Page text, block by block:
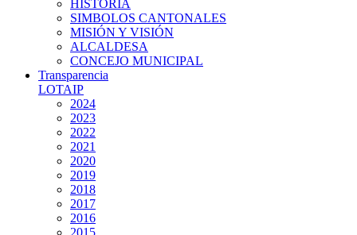
HISTORIA
SIMBOLOS CANTONALES
MISIÓN Y VISIÓN
ALCALDESA
CONCEJO MUNICIPAL
Transparencia
LOTAIP
2024
2023
2022
2021
2020
2019
2018
2017
2016
2015